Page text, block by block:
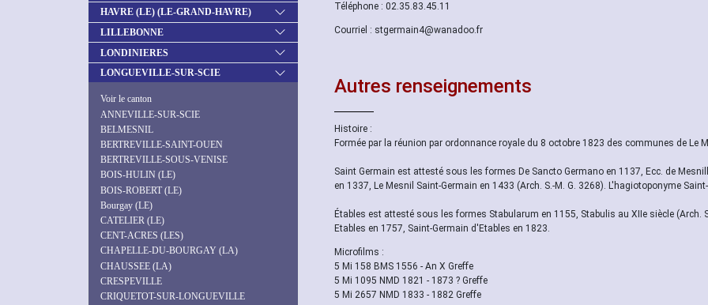
HAVRE (LE) (LE-GRAND-HAVRE)
LILLEBONNE
LONDINIERES
LONGUEVILLE-SUR-SCIE
Voir le canton
ANNEVILLE-SUR-SCIE
BELMESNIL
BERTREVILLE-SAINT-OUEN
BERTREVILLE-SOUS-VENISE
BOIS-HULIN (LE)
BOIS-ROBERT (LE)
Bourgay (LE)
CATELIER (LE)
CENT-ACRES (LES)
CHAPELLE-DU-BOURGAY (LA)
CHAUSSEE (LA)
CRESPEVILLE
CRIQUETOT-SUR-LONGUEVILLE
Téléphone : 02.35.83.45.11
Courriel : stgermain4@wanadoo.fr
Autres renseignements
Histoire :
Formée par la réunion par ordonnance royale du 8 octobre 1823 des communes de Le
Saint Germain est attesté sous les formes De Sancto Germano en 1137, Ecc. de
en 1337, Le Mesnil Saint-Germain en 1433 (Arch. S.-M. G. 3268). L'hagiotoponyme
Étables est attesté sous les formes Stabularum en 1155, Stabulis au XIIe siècle (Arch.
Etables en 1757, Saint-Germain d'Etables en 1823.
Microfilms :
5 Mi 158 BMS 1556 - An X Greffe
5 Mi 1095 NMD 1821 - 1873 ? Greffe
5 Mi 2657 NMD 1833 - 1882 Greffe